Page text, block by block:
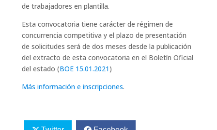
de trabajadores en plantilla.
Esta convocatoria tiene carácter de régimen de
concurrencia competitiva y el plazo de presentación
de solicitudes será de dos meses desde la publicación
del extracto de esta convocatoria en el Boletín Oficial
del estado (BOE 15.01.2021)
Más información e inscripciones.